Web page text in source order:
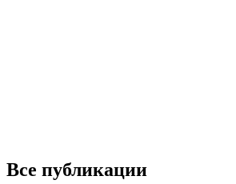
Все публикации